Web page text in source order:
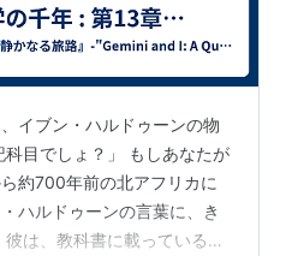
イブン・ハルドゥーンの物
目でしょ？」 もしあなたが
約700年前の北アフリカに
ハルドゥーンの言葉に、き
は、教科書に載っているよ